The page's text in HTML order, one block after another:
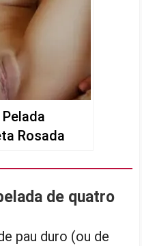
Rosada
de quatro
pau duro (ou de